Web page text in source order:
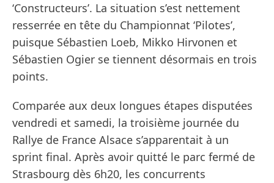
‘Constructeurs’. La situation s’est nettement
resserrée en tête du Championnat ‘Pilotes’,
puisque Sébastien Loeb, Mikko Hirvonen et
Sébastien Ogier se tiennent désormais en trois
points.
Comparée aux deux longues étapes disputées
vendredi et samedi, la troisième journée du
Rallye de France Alsace s’apparentait à un
sprint final. Après avoir quitté le parc fermé de
Strasbourg dès 6h20, les concurrents